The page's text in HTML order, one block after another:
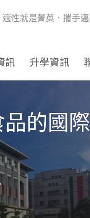
適性就是菁英．攜手
訊 升學資訊
的國